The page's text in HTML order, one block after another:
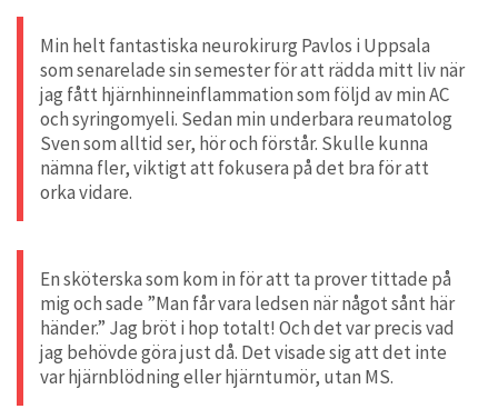
Min helt fantastiska neurokirurg Pavlos i Uppsala
som senarelade sin semester för att rädda mitt liv när
jag fått hjärnhinneinflammation som följd av min AC
och syringomyeli. Sedan min underbara reumatolog
Sven som alltid ser, hör och förstår. Skulle kunna
nämna fler, viktigt att fokusera på det bra för att
orka vidare.
En sköterska som kom in för att ta prover tittade på
mig och sade ”Man får vara ledsen när något sånt här
händer.” Jag bröt i hop totalt! Och det var precis vad
jag behövde göra just då. Det visade sig att det inte
var hjärnblödning eller hjärntumör, utan MS.